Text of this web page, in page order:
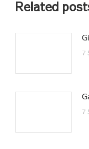
Related
7
7